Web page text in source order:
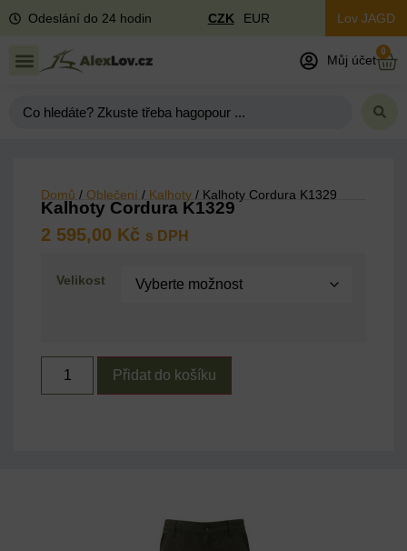
Odeslání do 24 hodin CZK EUR Lov JAGD
Můj účet
0
Domů / Oblečení / Kalhoty / Kalhoty Cordura K1329
Kalhoty Cordura K1329
2 595,00 Kč s DPH
Velikost
Přidat do košíku